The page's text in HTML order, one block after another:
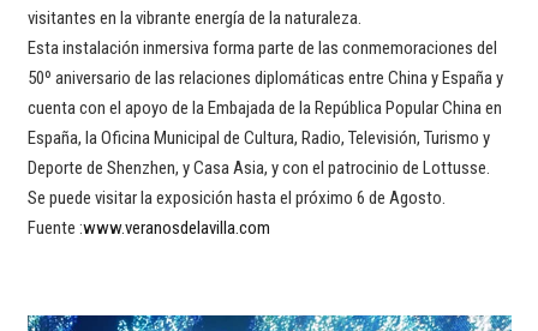
visitantes en la vibrante energía de la naturaleza.
Esta instalación inmersiva forma parte de las conmemoraciones del
50º aniversario de las relaciones diplomáticas entre China y España y
cuenta con el apoyo de la Embajada de la República Popular China en
España, la Oficina Municipal de Cultura, Radio, Televisión, Turismo y
Deporte de Shenzhen, y Casa Asia, y con el patrocinio de Lottusse.
Se puede visitar la exposición hasta el próximo 6 de Agosto.
Fuente :www.veranosdelavilla.com